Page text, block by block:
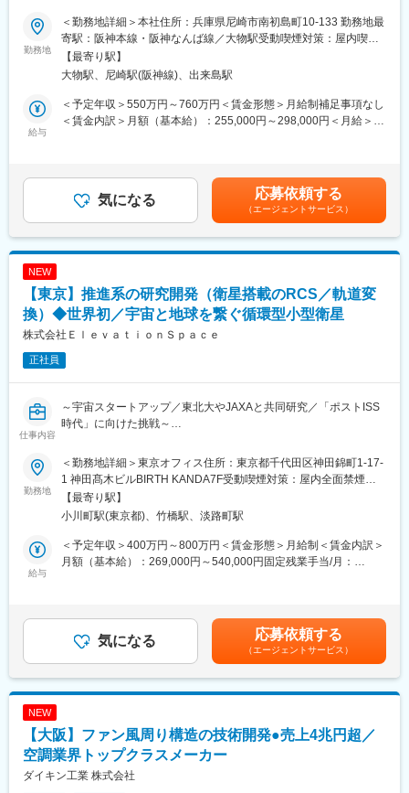
・モデルベース開発（MBD）やMBSEとの連携による技術開発
・実機試験とのコリレーション構築、inputデータの取得
・他部門と連携した業務・設計課題の定義と改善提案
・技術開発・業務改善の両面で成果を出せるため、シミュレーシ
ョン技術の精度向上・高速化に加え、業務プロセスの改善にも関
・MBD／MBSEなど先進技術へのアクセス モデルベース開発や
システム設計手法との連携を通じて、従来型の解析業務にとどま
らない、デジタル開発の最前線に立つ経験が得られます。
変更の範囲：会社の定める業務
※振動制御装置とは：
私たちの身の周りでは、気付かないうちにあらゆる揺れ（振動）
が発生しています。その「揺れ」が騒音や、地震による建物の崩
壊、工場内でのものづくりに悪影響を及ぼすことがあります。あ
らゆる「揺れ」を極限まで減らし、私たちが生活しやすい環境を
作っているのが振動制御装置です。
ず、開発に関する意思決定にも関与しながら、製品性能の向上に
直接貢献できる環境です。
・研究開発センター内における技術トレーニングおよび知識共有
の推進
基盤の確立を目指します。
解析課は課長を含め5名で構成されています。今回の増員により、
各種開発テーマにおける設計・解析・実験業務を安定的かつ継続
的に遂行できる体制を構築することを想定しています。
入社後は入社後研修はもちろん、生産現場での研修や現場同行な
ど配属先に応じた研修プログラムを用意しています。また部署内
支援し、自律した専門人材の育成を目指しています。
ェーズにあります。今後は、モデルベース開発や高度解析技術の
解析業務にとどまらず新たな技術の導入や開発プロセスの高度化
にも関わりながら、専門性を高めていくことが可能です。将来的
には、技術リーダーとして開発を牽引いただくことを期待しま
勤務地
＜勤務地詳細＞本社住所：兵庫県尼崎市南初島町10-133 勤務地最
寄駅：阪神本線・阪神なんば線／大物駅受動喫煙対策：屋内喫煙
可能場所あり変更の範囲：会社の定める事業所
【最寄り駅】
大物駅、尼崎駅(阪神線)、出来島駅
給与
＜予定年収＞550万円～760万円＜賃金形態＞月給制補足事項なし
＜賃金内訳＞月額（基本給）：255,000円～298,000円＜月給＞
度：7か月分）■昇給：あり賃金はあくまでも目安の金額であり、
選考を通じて上下する可能性があります。月給(月額)は固定手当を
含めた表記です。
気になる 応募依頼する
（エージェントサービス）
NEW
【東京】推進系の研究開発（衛星搭載のRCS／軌道変
換）◆世界初／宇宙と地球を繋ぐ循環型小型衛星
株式会社ＥｌｅｖａｔｉｏｎＳｐａｃｅ
正社員
仕事内容
～宇宙スタートアップ／東北大やJAXAと共同研究／「ポストISS
時代」に向けた挑戦～
■業務内容：
最先端の宇宙技術開発に挑戦する当社で、衛星の姿勢制御に不可
欠なRCS（Reaction Control System）と、軌道変換用推進系の研
究開発を担います。
・ミッション要求に基づいた衛星搭載RCSスラスタの仕様決定、
設計、試作、および評価。また、外部機関と連携した評価試験計
・自社開発している制御再突入用ハイブリッドスラスタ、および
将来の軌道変換用高推力推進装置の研究開発
必要な推進装置から再突入カプセルまでシステム全体を自社開発
する日本唯一の企業です。
垂直統合されたワンチームで、内製開発だからこそのスピードを
勤務地
＜勤務地詳細＞東京オフィス住所：東京都千代田区神田錦町1-17-
1 神田髙木ビルBIRTH KANDA7F受動喫煙対策：屋内全面禁煙変
更の範囲：会社の定める事業所（リモートワーク含む）
【最寄り駅】
小川町駅(東京都)、竹橋駅、淡路町駅
給与
＜予定年収＞400万円～800万円＜賃金形態＞月給制＜賃金内訳＞
月額（基本給）：269,000円～540,000円固定残業手当/月：
スキル・経験等に応じて採用時に決定します。■賞与・昇給：当社
規定による賃金はあくまでも目安の金額であり、選考を通じて上
下する可能性があります。月給(月額)は固定手当を含めた表記で
す。
気になる 応募依頼する
（エージェントサービス）
NEW
【大阪】ファン風周り構造の技術開発●売上4兆円超／
空調業界トップクラスメーカー
ダイキン工業 株式会社